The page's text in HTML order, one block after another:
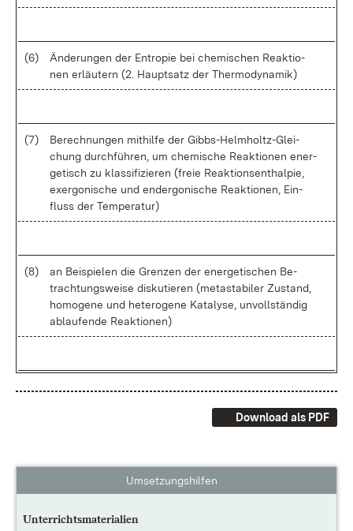
(6)
Än­de­run­gen der En­tro­pie bei che­mi­schen Re­ak­tio­
nen er­läu­tern (2. Haupt­satz der Ther­mo­dy­na­mik)
(7)
Be­rech­nun­gen mit­hil­fe der Gibbs-Helm­holt­z-Glei­
chung durch­füh­ren, um che­mi­sche Re­ak­tio­nen en­er­
ge­tisch zu klas­si­fi­zie­ren (freie Re­ak­ti­ons­ent­hal­pie,
ex­ergo­ni­sche und end­ergo­ni­sche Re­ak­tio­nen, Ein­
fluss der Tem­pe­ra­tur)
(8)
an Bei­spie­len die Gren­zen der en­er­ge­ti­schen Be­
trach­tungs­wei­se dis­ku­tie­ren (me­tas­ta­bi­ler Zu­stand,
ho­mo­ge­ne und he­te­ro­ge­ne Ka­ta­ly­se, un­voll­stän­dig
ab­lau­fen­de Re­ak­tio­nen)
Download als PDF
Umsetzungshilfen
Unterrichtsmaterialien